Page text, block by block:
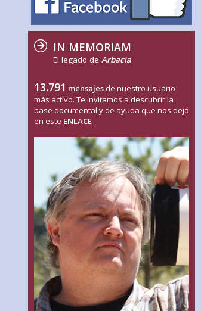
IN MEMORIAM
El legado de Arbacia
13.791 mensajes de nuestro usuario
más activo. Te invitamos a descubrir la
base documental y de ayuda que nos dejó
en este ENLACE